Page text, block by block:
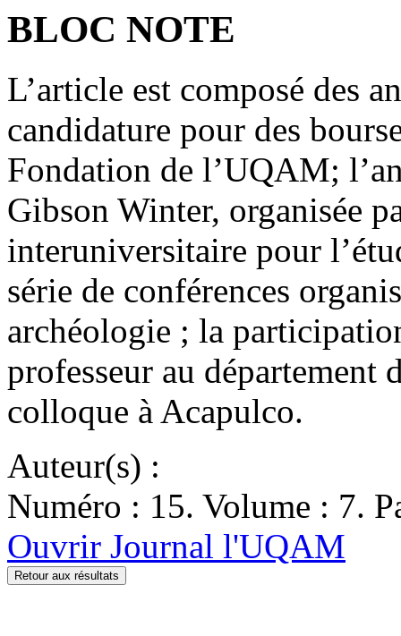
BLOC NOTE
L’article est composé des
candidature pour des
Fondation de l’UQAM;
Gibson Winter, organisée
interuniversitaire pour
série de conférences
archéologie ; la
professeur au département
colloque à Acapulco.
Auteur(s) :
Numéro : 15. Volume : 7.
Ouvrir Journal l'UQAM
Retour aux résultats